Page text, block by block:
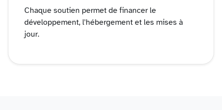
Chaque soutien permet de financer le
développement, l'hébergement et les mises à
jour.